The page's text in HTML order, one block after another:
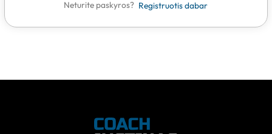
Neturite paskyros? Registruotis dabar